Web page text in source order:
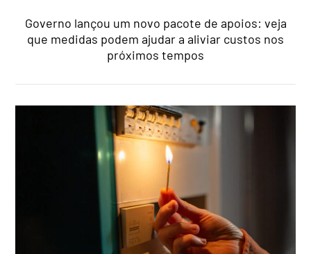
Governo lançou um novo pacote de apoios: veja
que medidas podem ajudar a aliviar custos nos
próximos tempos